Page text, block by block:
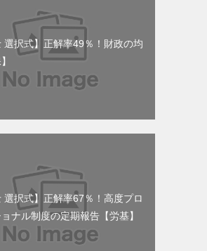
選択式】正解率49％！財政の均
選択式】正解率67％！高度プロ
ナル制度の定期報告【労基】